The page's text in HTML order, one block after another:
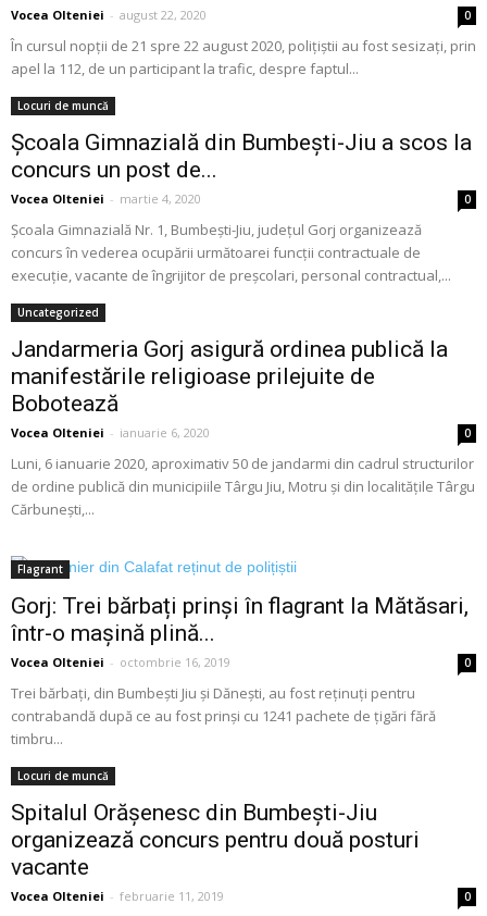
Vocea Olteniei - august 22, 2020 0
În cursul nopţii de 21 spre 22 august 2020, polițiștii au fost sesizați, prin
apel la 112, de un participant la trafic, despre faptul...
Locuri de muncă
Școala Gimnazială din Bumbești-Jiu a scos la
concurs un post de...
Vocea Olteniei - martie 4, 2020 0
Școala Gimnazială Nr. 1, Bumbești-Jiu, județul Gorj organizează
concurs în vederea ocupării următoarei funcții contractuale de
execuție, vacante de îngrijitor de preșcolari, personal contractual,...
Uncategorized
Jandarmeria Gorj asigură ordinea publică la
manifestările religioase prilejuite de
Bobotează
Vocea Olteniei - ianuarie 6, 2020 0
Luni, 6 ianuarie 2020, aproximativ 50 de jandarmi din cadrul structurilor
de ordine publică din municipiile Târgu Jiu, Motru și din localitățile Târgu
Cărbuneşti,...
Flagrant
Gorj: Trei bărbați prinși în flagrant la Mătăsari,
într-o mașină plină...
Vocea Olteniei - octombrie 16, 2019 0
Trei bărbați, din Bumbeşti Jiu și Dănești, au fost reținuți pentru
contrabandă după ce au fost prinși cu 1241 pachete de ţigări fără
timbru...
Locuri de muncă
Spitalul Orăşenesc din Bumbești-Jiu
organizează concurs pentru două posturi
vacante
Vocea Olteniei - februarie 11, 2019 0